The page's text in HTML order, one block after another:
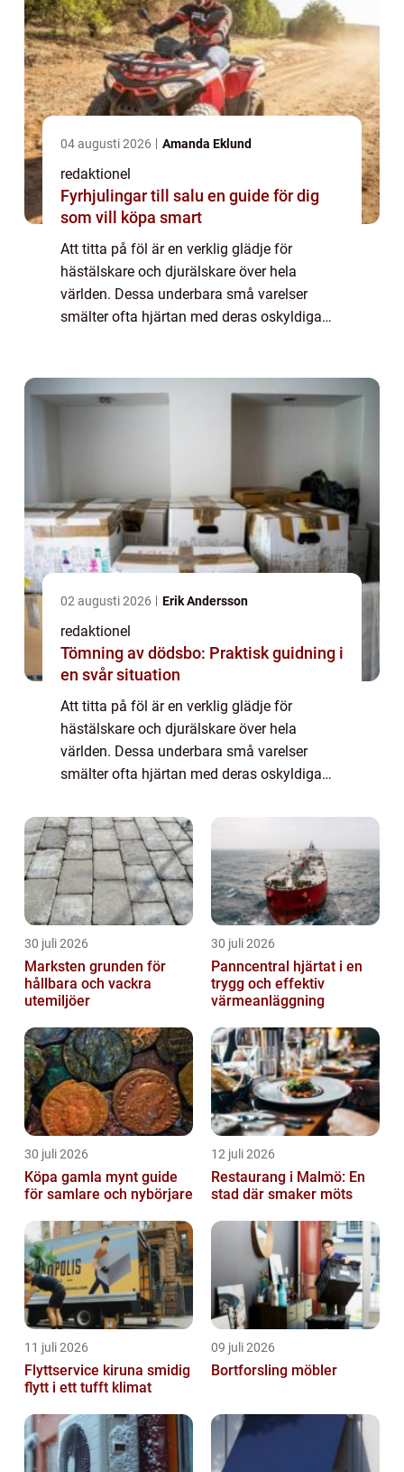
04 augusti 2026 Amanda Eklund
redaktionel
Fyrhjulingar till salu en guide för dig
som vill köpa smart
Att titta på föl är en verklig glädje för
hästälskare och djurälskare över hela
världen. Dessa underbara små varelser
smälter ofta hjärtan med deras oskyldiga
02 augusti 2026 Erik Andersson
redaktionel
Tömning av dödsbo: Praktisk guidning i
en svår situation
Att titta på föl är en verklig glädje för
hästälskare och djurälskare över hela
världen. Dessa underbara små varelser
smälter ofta hjärtan med deras oskyldiga
här artikeln kommer vi att utforska allt om
vär...
30 juli 2026
Marksten grunden för
hållbara och vackra
utemiljöer
30 juli 2026
Panncentral hjärtat i en
trygg och effektiv
värmeanläggning
30 juli 2026
Köpa gamla mynt guide
för samlare och nybörjare
12 juli 2026
Restaurang i Malmö: En
stad där smaker möts
11 juli 2026
Flyttservice kiruna smidig
flytt i ett tufft klimat
09 juli 2026
Bortforsling möbler